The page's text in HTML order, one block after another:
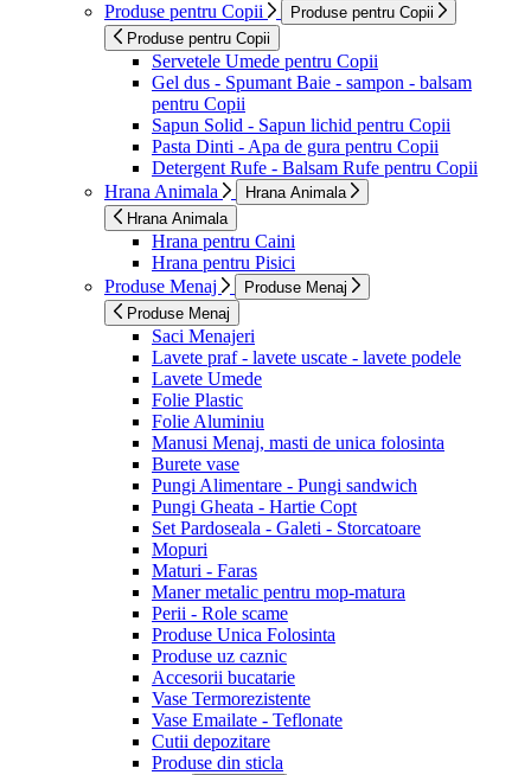
Produse pentru Copii
Produse pentru Copii
Produse pentru Copii
Servetele Umede pentru Copii
Gel dus - Spumant Baie - sampon - balsam
pentru Copii
Sapun Solid - Sapun lichid pentru Copii
Pasta Dinti - Apa de gura pentru Copii
Detergent Rufe - Balsam Rufe pentru Copii
Hrana Animala
Hrana Animala
Hrana Animala
Hrana pentru Caini
Hrana pentru Pisici
Produse Menaj
Produse Menaj
Produse Menaj
Saci Menajeri
Lavete praf - lavete uscate - lavete podele
Lavete Umede
Folie Plastic
Folie Aluminiu
Manusi Menaj, masti de unica folosinta
Burete vase
Pungi Alimentare - Pungi sandwich
Pungi Gheata - Hartie Copt
Set Pardoseala - Galeti - Storcatoare
Mopuri
Maturi - Faras
Maner metalic pentru mop-matura
Perii - Role scame
Produse Unica Folosinta
Produse uz caznic
Accesorii bucatarie
Vase Termorezistente
Vase Emailate - Teflonate
Cutii depozitare
Produse din sticla